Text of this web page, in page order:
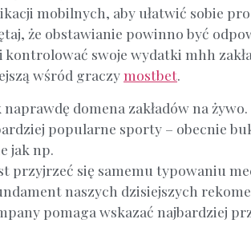
mobilnych, aby ułatwić sobie
że obstawianie powinno być
swoje wydatki mhh
wśród graczymostbet.
domena zakładów na żywo.
popularne sporty – obecnie
jak np.
przyjrzeć się samemu typowaniu
naszych dzisiejszych
pomaga wskazać najbardziej